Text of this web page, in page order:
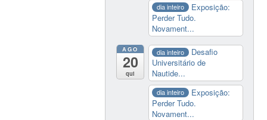
dia inteiro
Exposição:
Perder Tudo.
Novament...
AGO
20
qui
dia inteiro
Desafio
Universitário de
Nautide...
dia inteiro
Exposição:
Perder Tudo.
Novament...